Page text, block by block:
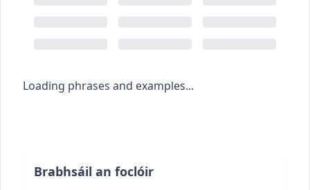
Loading phrases and examples...
Brabhsáil an foclóir